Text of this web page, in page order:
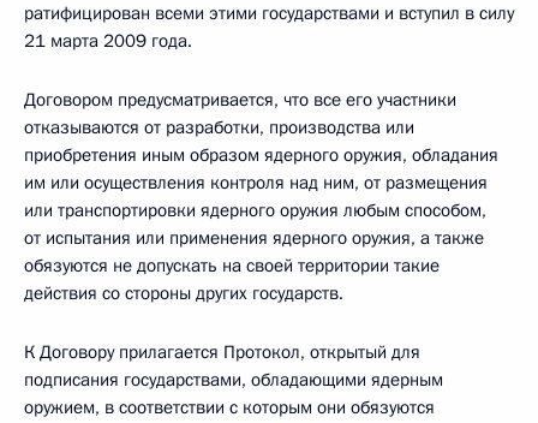
ратифицирован всеми этими государствами и вступил в силу
21 марта 2009 года.
Договором предусматривается, что все его участники
отказываются от разработки, производства или
приобретения иным образом ядерного оружия, обладания
им или осуществления контроля над ним, от размещения
или транспортировки ядерного оружия любым способом,
от испытания или применения ядерного оружия, а также
обязуются не допускать на своей территории такие
действия со стороны других государств.
К Договору прилагается Протокол, открытый для
подписания государствами, обладающими ядерным
оружием, в соответствии с которым они обязуются